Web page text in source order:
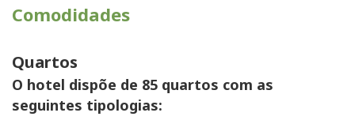
Comodidades
Quartos
O hotel dispõe de 85 quartos com as
seguintes tipologias: